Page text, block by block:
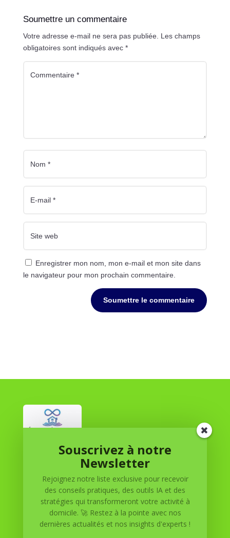
Soumettre un commentaire
Votre adresse e-mail ne sera pas publiée. Les champs
obligatoires sont indiqués avec *
Enregistrer mon nom, mon e-mail et mon site dans
le navigateur pour mon prochain commentaire.
Soumettre le commentaire
Réussite à Domicile
Réussite à Domicile est votre partenaire de confiance
pour atteindre vos objectifs depuis le confort de votre
maison. Nous offrons des solutions personnalisées pour
vous aider à réussir.
Souscrivez à notre
Newsletter
Rejoignez notre liste exclusive pour recevoir
des conseils pratiques, des outils IA et des
stratégies qui transformeront votre activité à
domicile. 🚀 Restez à la pointe avec nos
dernières actualités et nos insights d'experts !